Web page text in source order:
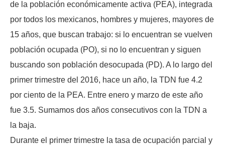
de la población económicamente activa (PEA), integrada
por todos los mexicanos, hombres y mujeres, mayores de
15 años, que buscan trabajo: si lo encuentran se vuelven
población ocupada (PO), si no lo encuentran y siguen
buscando son población desocupada (PD). A lo largo del
primer trimestre del 2016, hace un año, la TDN fue 4.2
por ciento de la PEA. Entre enero y marzo de este año
fue 3.5. Sumamos dos años consecutivos con la TDN a
la baja.
Durante el primer trimestre la tasa de ocupación parcial y